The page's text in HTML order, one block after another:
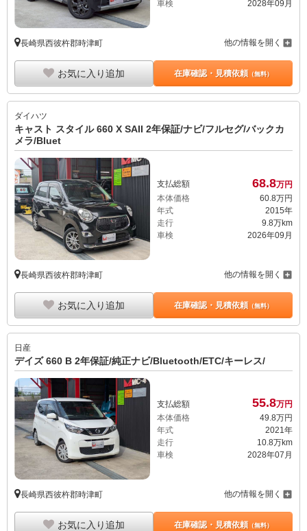
車検 2028年09月
長崎県西彼杵郡時津町 他の情報を開く
お気に入り追加 在庫確認・見積依頼（無料）
ダイハツ
キャスト スタイル 660 X SAII 2年保証/ナビ/フルセグ/バックカ
メラ/Bluet
支払総額 68.8万円
本体価格
60. 8万円
年式
2015年
走行
9.8万km
車検
2026年09月
長崎県西彼杵郡時津町 他の情報を開く
お気に入り追加 在庫確認・見積依頼（無料）
日産
デイズ 660 B 2年保証/純正ナビ/Bluetooth/ETC/キーレス/
支払総額 55.8万円
本体価格
49.8万円
年式
2021年
走行
10.8万km
車検
2028年07月
長崎県西彼杵郡時津町 他の情報を開く
お気に入り追加 在庫確認・見積依頼（無料）